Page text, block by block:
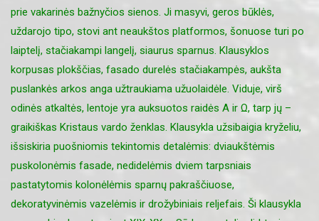
prie vakarinės bažnyčios sienos. Ji masyvi, geros būklės,
uždarojo tipo, stovi ant neaukštos platformos, šonuose turi po
laiptelį, stačiakampi langelį, siaurus sparnus. Klausyklos
korpusas plokščias, fasado durelės stačiakampės, aukšta
puslankės arkos anga užtraukiama užuolaidėle. Viduje, virš
odinės atkaltės, lentoje yra auksuotos raidės A ir Ω, tarp jų –
graikiškas Kristaus vardo ženklas. Klausykla užsibaigia kryželiu,
išsiskiria puošniomis tekintomis detalėmis: dviaukštėmis
puskolonėmis fasade, nedidelėmis dviem tarpsniais
pastatytomis kolonėlėmis sparnų pakraščiuose,
dekoratyvinėmis vazelėmis ir drožybiniais reljefais. Ši klausykla